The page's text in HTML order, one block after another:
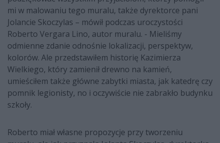
mi w malowaniu tego muralu, także dyrektorce pani
Jolancie Skoczylas – mówił podczas uroczystości
Roberto Vergara Lino, autor muralu. - Mieliśmy
odmienne zdanie odnośnie lokalizacji, perspektyw,
kolorów. Ale przedstawiłem historię Kazimierza
Wielkiego, który zamienił drewno na kamień,
umieściłem także główne zabytki miasta, jak katedrę czy
pomnik legionisty, no i oczywiście nie zabrakło budynku
szkoły.
Roberto miał własne propozycje przy tworzeniu